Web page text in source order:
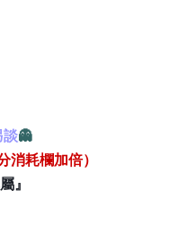
👻
耗欄加倍）
』